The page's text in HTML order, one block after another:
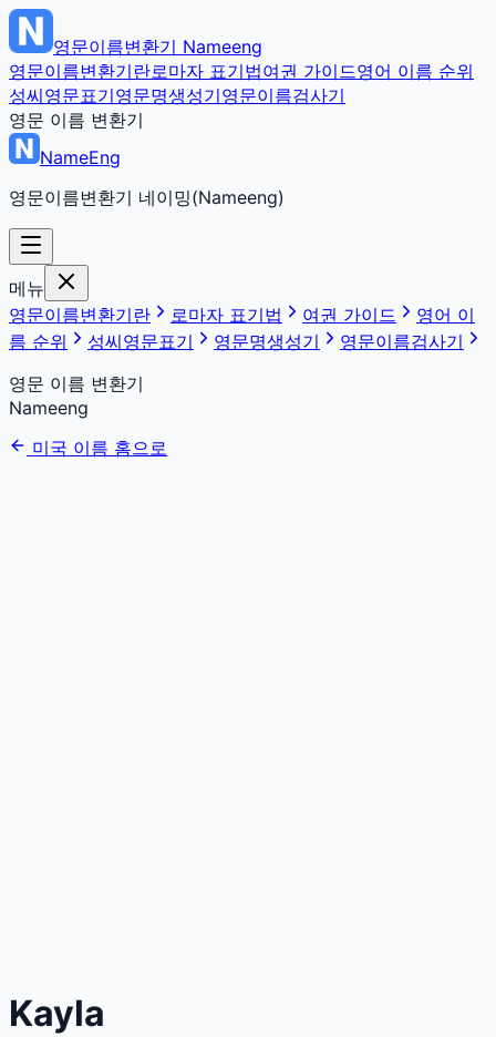
영문이름변환기 Nameeng
영문이름변환기란로마자 표기법여권 가이드영어 이름 순위
성씨영문표기영문명생성기영문이름검사기
영문 이름 변환기
NameEng
영문이름변환기 네이밍(Nameeng)
메뉴
영문이름변환기란
로마자 표기법 여권 가이드
영어 이
름 순위
성씨영문표기 영문명생성기
영문이름검사기
영문 이름 변환기
Nameeng
미국 이름 홈으로
Kayla